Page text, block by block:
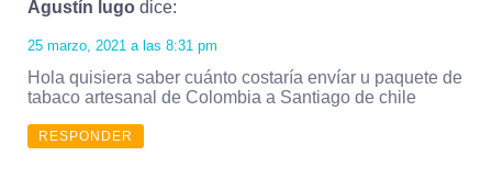
Agustín lugo dice:
25 marzo, 2021 a las 8:31 pm
Hola quisiera saber cuánto costaría envíar u paquete de
tabaco artesanal de Colombia a Santiago de chile
RESPONDER